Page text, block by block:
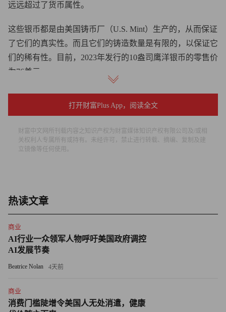
远远超过了货币属性。
这些银币都是由美国铸币厂（U.S. Mint）生产的，从而保证
了它们的真实性。而且它们的铸造数量是有限的，以保证它
们的稀有性。目前，2023年发行的10盎司鹰洋银币的零售价
为76美元。
这些客户误以为自己是了解这些银币带来的收入的，因为每
个月他们都会收到公司发来的报告，而检方则称这些报告
消失的银币
计师曾经参与对该金库的盘点，结果发现，价值近1.13亿美
元的客户资产不翼而飞了。
《财富》杂志看到的这份文件写道：“例如，他们在FSD公
箱子里并无贵金属，而是附有一张类似‘欠条’的纸，上面写
明了本应存放在这里的贵金属种类和数量。”
打开财富Plus App，阅读全文
财富中文网所刊载内容之知识产权为财富媒体知识产权有限公司及/或相
关权利人专属所有或持有。未经许可，禁止进行转载、摘编、复制及建
立镜像等任何使用。
热读文章
商业
AI行业一众领军人物呼吁美国政府调控
AI发展节奏
Beatrice Nolan 4天前
商业
消费门槛陡增令美国人无处消遣，健康